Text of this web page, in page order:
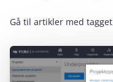
Gå til artikler med tagget